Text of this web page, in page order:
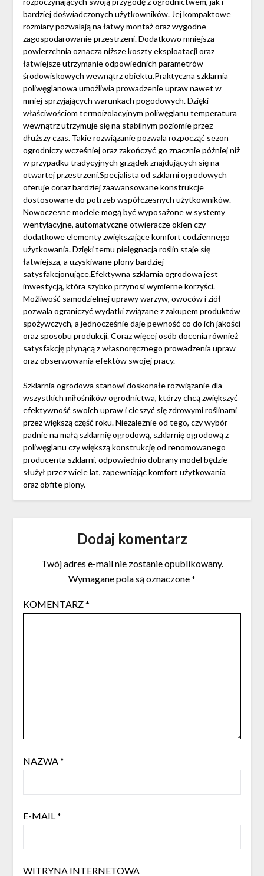
bardziej doświadczonych użytkowników. Jej kompaktowe
rozmiary pozwalają na łatwy montaż oraz wygodne
zagospodarowanie przestrzeni. Dodatkowo mniejsza
powierzchnia oznacza niższe koszty eksploatacji oraz
łatwiejsze utrzymanie odpowiednich parametrów
środowiskowych wewnątrz obiektu.Praktyczna szklarnia
poliwęglanowa umożliwia prowadzenie upraw nawet w
mniej sprzyjających warunkach pogodowych. Dzięki
właściwościom termoizolacyjnym poliwęglanu temperatura
wewnątrz utrzymuje się na stabilnym poziomie przez
dłuższy czas. Takie rozwiązanie pozwala rozpocząć sezon
ogrodniczy wcześniej oraz zakończyć go znacznie później niż
w przypadku tradycyjnych grządek znajdujących się na
otwartej przestrzeni.Specjalista od szklarni ogrodowych
oferuje coraz bardziej zaawansowane konstrukcje
dostosowane do potrzeb współczesnych użytkowników.
Nowoczesne modele mogą być wyposażone w systemy
wentylacyjne, automatyczne otwieracze okien czy
dodatkowe elementy zwiększające komfort codziennego
użytkowania. Dzięki temu pielęgnacja roślin staje się
łatwiejsza, a uzyskiwane plony bardziej
satysfakcjonujące.Efektywna szklarnia ogrodowa jest
inwestycją, która szybko przynosi wymierne korzyści.
Możliwość samodzielnej uprawy warzyw, owoców i ziół
pozwala ograniczyć wydatki związane z zakupem produktów
spożywczych, a jednocześnie daje pewność co do ich jakości
oraz sposobu produkcji. Coraz więcej osób docenia również
satysfakcję płynącą z własnoręcznego prowadzenia upraw
oraz obserwowania efektów swojej pracy.
Szklarnia ogrodowa stanowi doskonałe rozwiązanie dla
wszystkich miłośników ogrodnictwa, którzy chcą zwiększyć
efektywność swoich upraw i cieszyć się zdrowymi roślinami
przez większą część roku. Niezależnie od tego, czy wybór
padnie na małą szklarnię ogrodową, szklarnię ogrodową z
poliwęglanu czy większą konstrukcję od renomowanego
producenta szklarni, odpowiednio dobrany model będzie
służył przez wiele lat, zapewniając komfort użytkowania
oraz obfite plony.
Dodaj komentarz
Twój adres e-mail nie zostanie opublikowany.
Wymagane pola są oznaczone*
KOMENTARZ*
NAZWA*
E-MAIL*
WITRYNA INTERNETOWA